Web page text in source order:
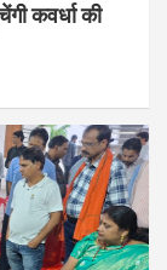
कवर्धा की